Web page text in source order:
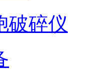
破碎仪